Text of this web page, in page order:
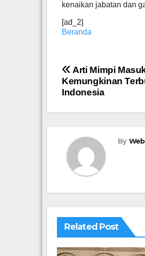
kenaikan jabatan dan
[ad_2]
Beranda
Navigasi
pos
Arti Mimpi
Kemungkinan
Indonesia
By
Related Post